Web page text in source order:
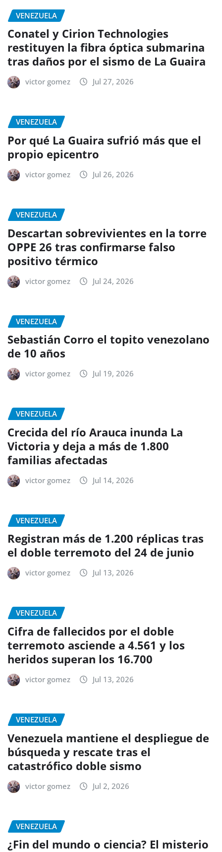
VENEZUELA
Conatel y Cirion Technologies
restituyen la fibra óptica submarina
tras daños por el sismo de La Guaira
victor gomez Jul 27, 2026
VENEZUELA
Por qué La Guaira sufrió más que el
propio epicentro
victor gomez Jul 26, 2026
VENEZUELA
Descartan sobrevivientes en la torre
OPPE 26 tras confirmarse falso
positivo térmico
victor gomez Jul 24, 2026
VENEZUELA
Sebastián Corro el topito venezolano
de 10 años
victor gomez Jul 19, 2026
VENEZUELA
Crecida del río Arauca inunda La
Victoria y deja a más de 1.800
familias afectadas
victor gomez Jul 14, 2026
VENEZUELA
Registran más de 1.200 réplicas tras
el doble terremoto del 24 de junio
victor gomez Jul 13, 2026
VENEZUELA
Cifra de fallecidos por el doble
terremoto asciende a 4.561 y los
heridos superan los 16.700
victor gomez Jul 13, 2026
VENEZUELA
Venezuela mantiene el despliegue de
búsqueda y rescate tras el
catastrófico doble sismo
victor gomez Jul 2, 2026
VENEZUELA
¿Fin del mundo o ciencia? El misterio